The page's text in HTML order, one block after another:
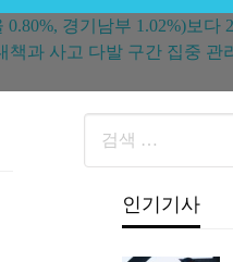
인기기사